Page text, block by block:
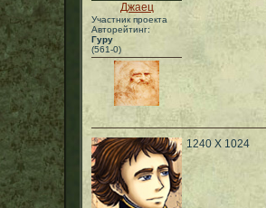
Джаец
Участник проекта
Авторейтинг:
Гуру
(561-0)
1240 Х 1024